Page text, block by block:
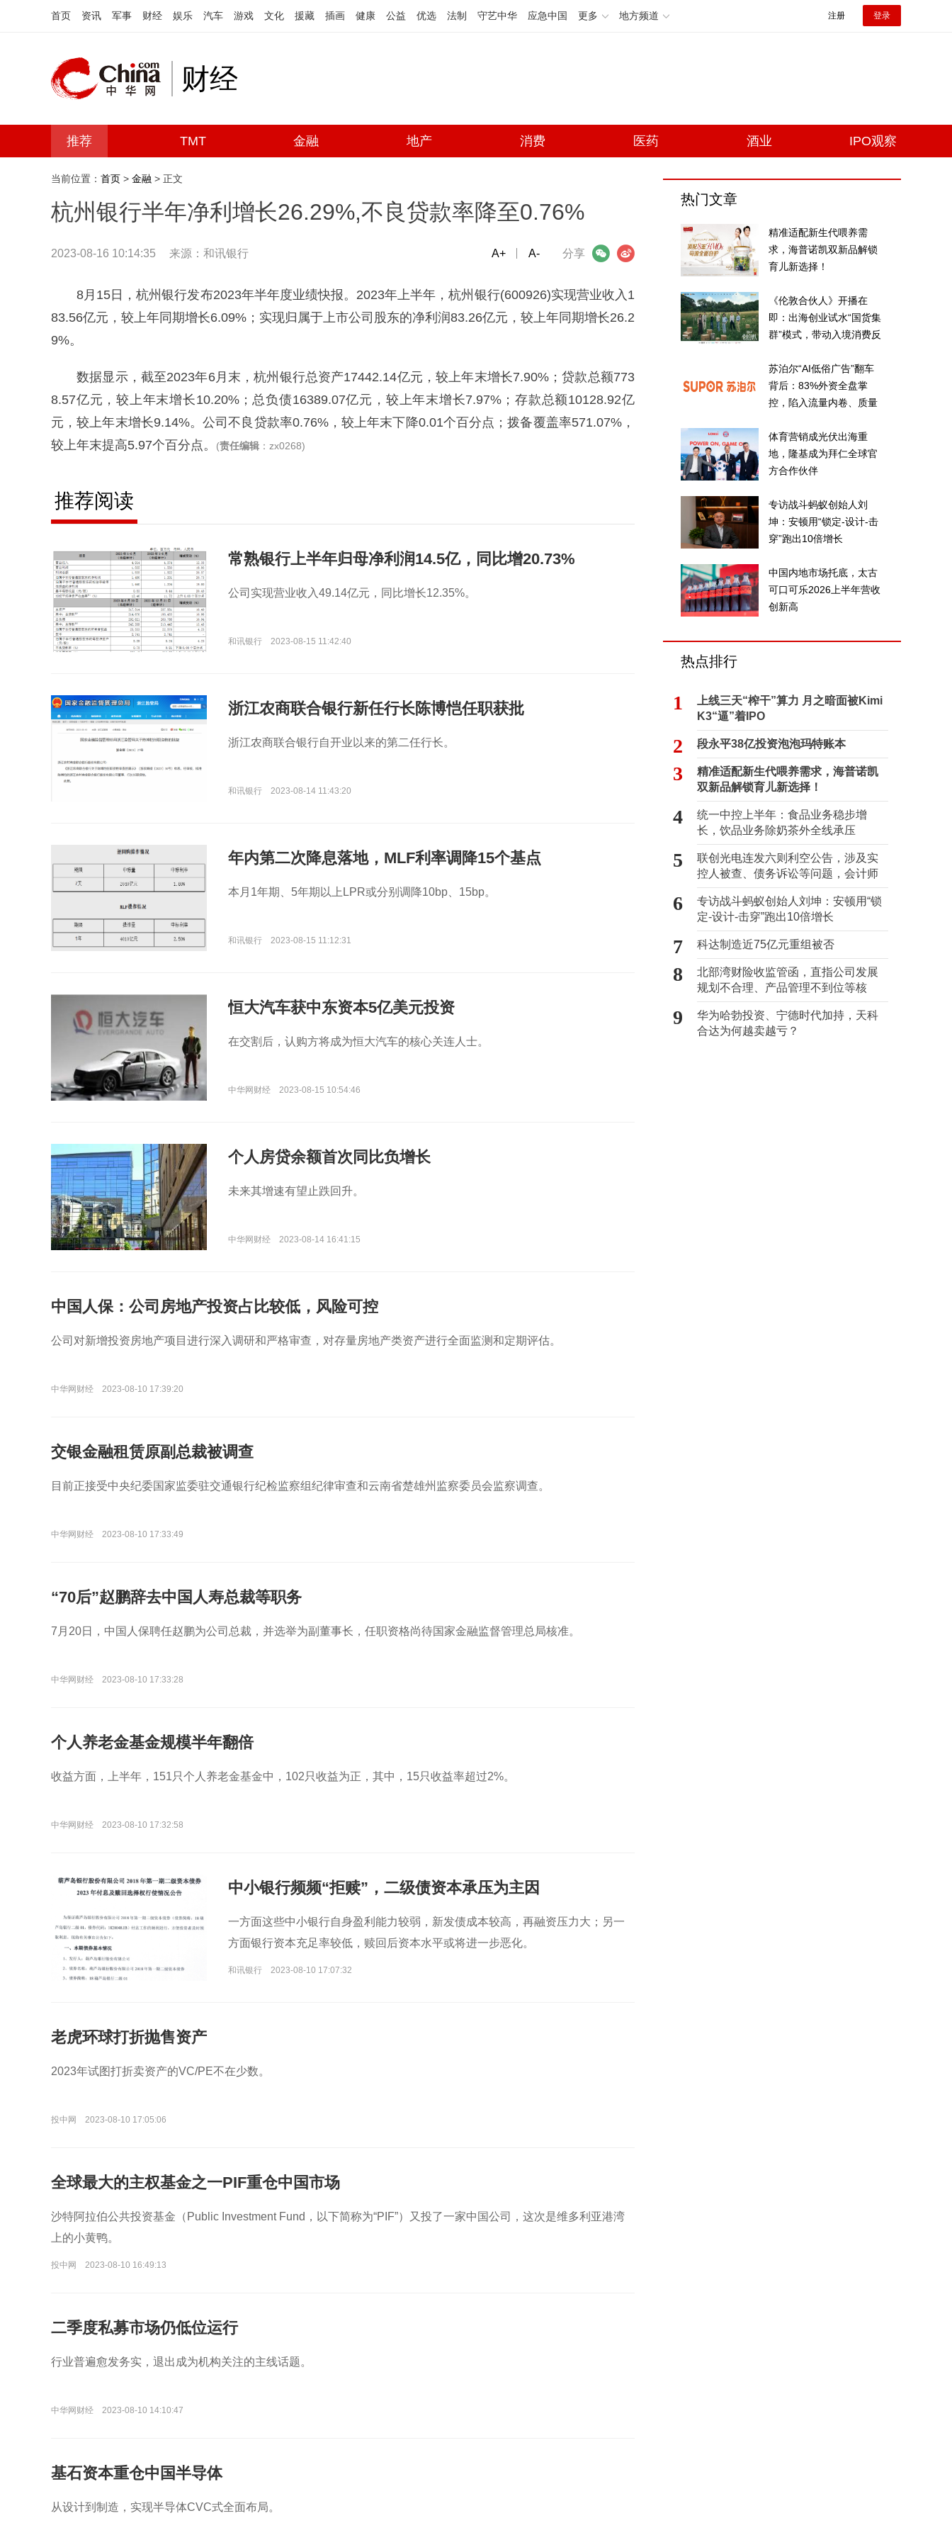
首页 资讯 军事 财经 娱乐 汽车 游戏 文化 援藏 插画 健康 公益 优选 法制 守艺中华 应急中国 更多 地方频道 注册 登录
财经
推荐 TMT 金融 地产 消费 医药 酒业 IPO观察
当前位置： 首页 > 金融 > 正文
杭州银行半年净利增长26.29%,不良贷款率降至0.76%
2023-08-16 10:14:35 来源：和讯银行 分享
微信 微博
A+ A-
8月15日，杭州银行发布2023年半年度业绩快报。2023年上半年，杭州银行(600926)实现营业收入1
83.56亿元，较上年同期增长6.09%；实现归属于上市公司股东的净利润83.26亿元，较上年同期增长26.2
9%。
数据显示，截至2023年6月末，杭州银行总资产17442.14亿元，较上年末增长7.90%；贷款总额773
8.57亿元，较上年末增长10.20%；总负债16389.07亿元，较上年末增长7.97%；存款总额10128.92亿
元，较上年末增长9.14%。公司不良贷款率0.76%，较上年末下降0.01个百分点；拨备覆盖率571.07%，
较上年末提高5.97个百分点。
(责任编辑 ：zx0268)
推荐阅读
常熟银行上半年归母净利润14.5亿，同比增20.73%
公司实现营业收入49.14亿元，同比增长12.35%。
和讯银行 2023-08-15 11:42:40
浙江农商联合银行新任行长陈博恺任职获批
浙江农商联合银行自开业以来的第二任行长。
和讯银行 2023-08-14 11:43:20
年内第二次降息落地，MLF利率调降15个基点
本月1年期、5年期以上LPR或分别调降10bp、15bp。
和讯银行 2023-08-15 11:12:31
恒大汽车获中东资本5亿美元投资
在交割后，认购方将成为恒大汽车的核心关连人士。
中华网财经 2023-08-15 10:54:46
个人房贷余额首次同比负增长
未来其增速有望止跌回升。
中华网财经 2023-08-14 16:41:15
中国人保：公司房地产投资占比较低，风险可控
公司对新增投资房地产项目进行深入调研和严格审查，对存量房地产类资产进行全面监测和定期评估。
中华网财经 2023-08-10 17:39:20
交银金融租赁原副总裁被调查
目前正接受中央纪委国家监委驻交通银行纪检监察组纪律审查和云南省楚雄州监察委员会监察调查。
中华网财经 2023-08-10 17:33:49
“70后”赵鹏辞去中国人寿总裁等职务
7月20日，中国人保聘任赵鹏为公司总裁，并选举为副董事长，任职资格尚待国家金融监督管理总局核准。
中华网财经 2023-08-10 17:33:28
个人养老金基金规模半年翻倍
收益方面，上半年，151只个人养老金基金中，102只收益为正，其中，15只收益率超过2%。
中华网财经 2023-08-10 17:32:58
中小银行频频“拒赎”，二级债资本承压为主因
一方面这些中小银行自身盈利能力较弱，新发债成本较高，再融资压力大；另一
方面银行资本充足率较低，赎回后资本水平或将进一步恶化。
和讯银行 2023-08-10 17:07:32
老虎环球打折抛售资产
2023年试图打折卖资产的VC/PE不在少数。
投中网 2023-08-10 17:05:06
全球最大的主权基金之一PIF重仓中国市场
沙特阿拉伯公共投资基金（Public Investment Fund，以下简称为“PIF”）又投了一家中国公司，这次是维多利亚港湾
上的小黄鸭。
投中网 2023-08-10 16:49:13
二季度私募市场仍低位运行
行业普遍愈发务实，退出成为机构关注的主线话题。
中华网财经 2023-08-10 14:10:47
基石资本重仓中国半导体
从设计到制造，实现半导体CVC式全面布局。
热门文章
精准适配新生代喂养需
求，海普诺凯双新品解锁
育儿新选择！
《伦敦合伙人》开播在
即：出海创业试水“国货集
群”模式，带动入境消费反
苏泊尔“AI低俗广告”翻车
背后：83%外资全盘掌
控，陷入流量内卷、质量
体育营销成光伏出海重
地，隆基成为拜仁全球官
方合作伙伴
专访战斗蚂蚁创始人刘
坤：安顿用“锁定-设计-击
穿”跑出10倍增长
中国内地市场托底，太古
可口可乐2026上半年营收
创新高
热点排行
1
上线三天“榨干”算力 月之暗面被Kimi
K3“逼”着IPO
2 段永平38亿投资泡泡玛特账本
3
精准适配新生代喂养需求，海普诺凯
双新品解锁育儿新选择！
4
统一中控上半年：食品业务稳步增
长，饮品业务除奶茶外全线承压
5
联创光电连发六则利空公告，涉及实
控人被查、债务诉讼等问题，会计师
事务所曾出具“保留意见”
6
专访战斗蚂蚁创始人刘坤：安顿用“锁
定-设计-击穿”跑出10倍增长
7 科达制造近75亿元重组被否
8
北部湾财险收监管函，直指公司发展
规划不合理、产品管理不到位等核
心“痛点”
9
华为哈勃投资、宁德时代加持，天科
合达为何越卖越亏？